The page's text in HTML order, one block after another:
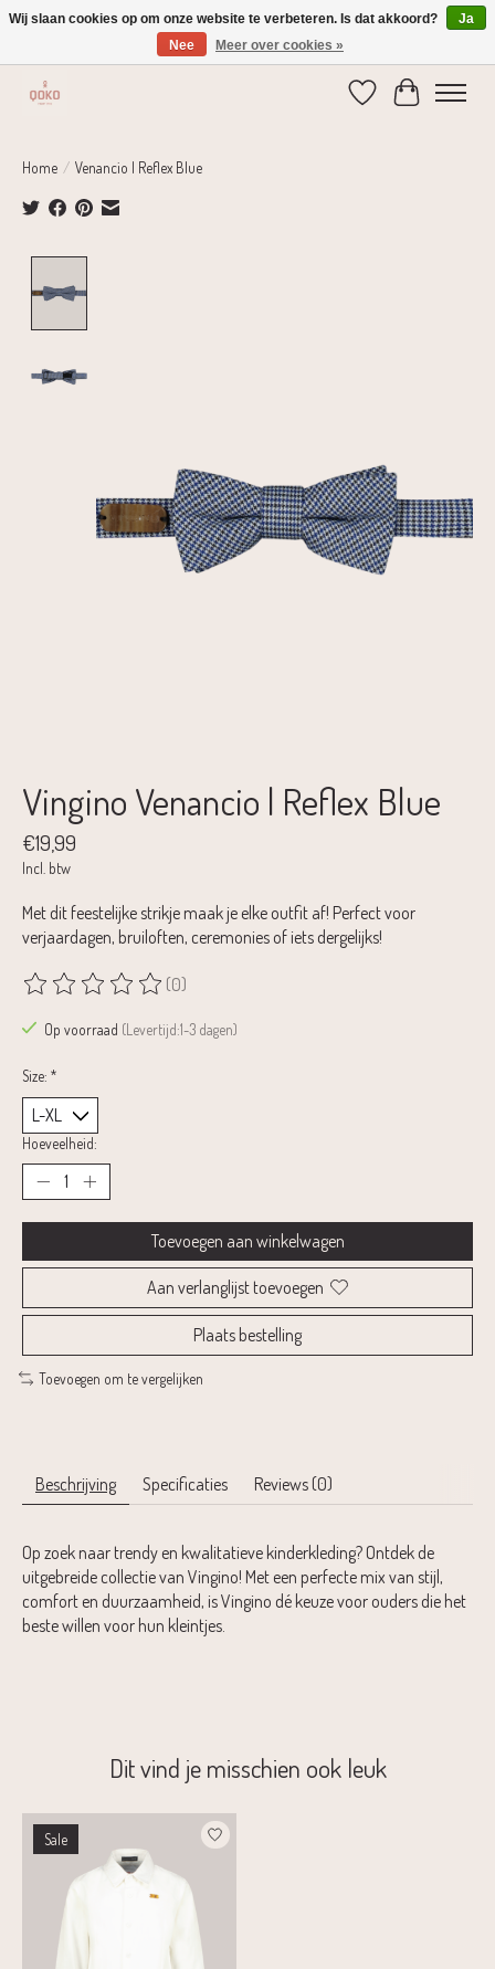
Verzending 1-2 dagen | Gratis verzending vanaf € 75,-
Verlanglijst
Home / Venancio | Reflex Blue
Vingino Venancio | Reflex Blue
€19,99
Incl. btw
Met dit feestelijke strikje maak je elke outfit af! Perfect voor
verjaardagen, bruiloften, ceremonies of iets dergelijks!
De beoordeling van dit product is
(0)
Op voorraad (Levertijd:1-3 dagen)
Size: *
Hoeveelheid:
Toevoegen aan winkelwagen
Aan verlanglijst toevoegen
Plaats bestelling
Toevoegen om te vergelijken
Beschrijving Specificaties Reviews (0)
Op zoek naar trendy en kwalitatieve kinderkleding? Ontdek de
uitgebreide collectie van Vingino! Met een perfecte mix van stijl,
comfort en duurzaamheid, is Vingino dé keuze voor ouders die het
beste willen voor hun kleintjes.
Dit vind je misschien ook leuk
Items van productcarrousel
Sale
Wij slaan cookies op om onze website te verbeteren. Is dat akkoord?
Ja
Nee
Meer over cookies »